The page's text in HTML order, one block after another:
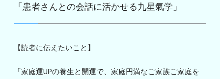
「患者さんとの会話に活かせる九星氣学」
【読者に伝えたいこと】
「家庭運UPの養生と開運で、家庭円満なご家族ご家庭を